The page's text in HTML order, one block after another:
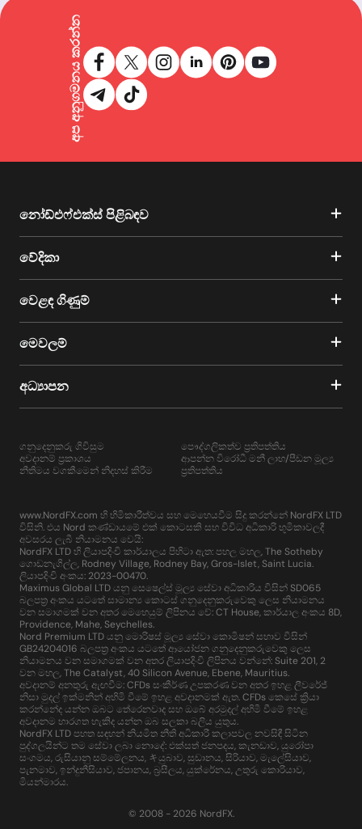
අප අනුගමනය කරන්න
නෝඩ්එෆ්එක්ස් පිළිබඳව
වේදිකා
වෙළඳ ගිණුම්
මෙවලම්
අධ්‍යාපන
ගනුදෙනුකරු ගිවිසුම
අවදානම් ප්‍රකාශය
නීතිමය වගකීමෙන් නිදහස් කිරීම
පෞද්ගලිකත්ව ප්‍රතිපත්තිය
ආපන්න විරෝධී මනී ලාභ/පීඩන මූල්‍ය
ප්‍රතිපත්තිය
www.NordFX.com හි හිමිකාරීත්වය සහ මෙහෙයවීම සිදු කරන්නේ NordFX LTD
විසිනි. එය Nord කණ්ඩායමේ එක් කොටසකි සහ විවිධ අධිකාරි භූමිකාවලදී
අවසරය ලැබී නියාමනය වෙයි:
NordFX LTD හි ලියාපදිංචි කාර්යාලය පිහිටා ඇත: පහල මහල, The Sotheby
ගොඩනැගිල්ල, Rodney Village, Rodney Bay, Gros-Islet, Saint Lucia.
ලියාපදිංචි අංකය: 2023-00470.
Maximus Global LTD යනු සෙෂෙල්ස් මූල්‍ය සේවා අධිකාරිය විසින් SD065
බලපත්‍ර අංකය යටතේ සාමාන්‍ය කොටස් ගනුදෙනුකරුවෙකු ලෙස නියාමනය
වන සමාගමක් වන අතර මෙහෙයුම් ලිපිනය වේ: CT House, කාර්යාල අංකය 8D,
Providence, Mahe, Seychelles.
Nord Premium LTD යනු මොරිෂස් මූල්‍ය සේවා කොමිෂන් සභාව විසින්
GB24204016 බලපත්‍ර අංකය යටතේ ආයෝජන ගනුදෙනුකරුවෙකු ලෙස
නියාමනය වන සමාගමක් වන අතර ලියාපදිංචි ලිපිනය වන්නේ: Suite 201, 2
වන මහල, The Catalyst, 40 Silicon Avenue, Ebene, Mauritius.
අවදානම් අනතුරු ඇඟවීම: CFDs සංකීර්ණ උපකරණ වන අතර ඉහළ ලීවරේජ්
නිසා මුදල් ඉක්මනින් අහිමි වීමේ ඉහළ අවදානමක් ඇත. CFDs කෙසේ ක්‍රියා
කරන්නේද යන්න ඔබට තේරෙනවාද සහ ඔබේ අරමුදල් අහිමි වීමේ ඉහළ
අවදානම භාරගත හැකිද යන්න ඔබ සලකා බලිය යුතුය.
NordFX LTD පහත සඳහන් නියමිත නීති අධිකාරී කලාපවල නවසිඳී සිටින
පුද්ගලයින්ට තම සේවා ලබා නොදේ: එක්සත් ජනපදය, කැනඩාව, යුරෝපා
සංගමය, රුසියානු සම්මේලනය, キයුබාව, සුඩානය, සිරියාව, මැලේසියාව,
පැනමාව, ඉන්දුනීසියාව, ජපානය, බ්‍රසීලය, යුක්රේනය, උතුරු කොරියාව,
මියන්මාරය.
© 2008 - 2026 NordFX.